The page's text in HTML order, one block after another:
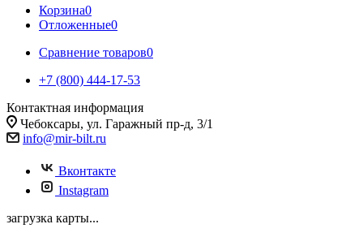
Корзина0
Отложенные0
Сравнение товаров0
+7 (800) 444-17-53
Контактная информация
Чебоксары, ул. Гаражный пр-д, 3/1
info@mir-bilt.ru
Вконтакте
Instagram
загрузка карты...